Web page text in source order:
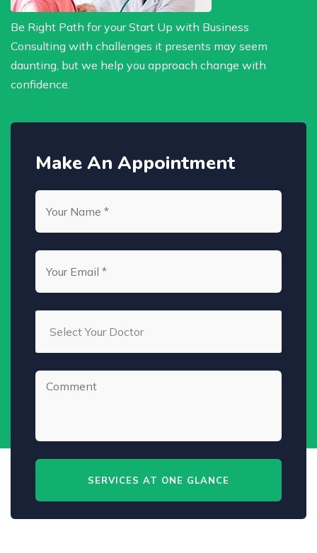
Be Right Path for your Start Up with Business
Consulting with challenges it presents may seem
daunting, but we help you approach change with
confidence.
Make An Appointment